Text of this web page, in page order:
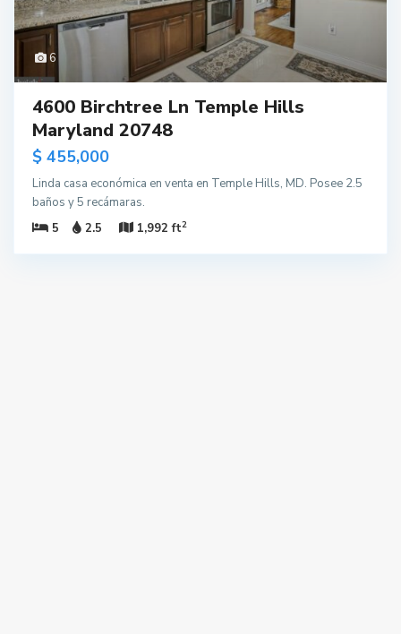
6
4600 Birchtree Ln Temple Hills
Maryland 20748
$ 455,000
Linda casa económica en venta en Temple Hills, MD. Posee 2.5
baños y 5 recámaras.
5
2.5 1,992 ft2